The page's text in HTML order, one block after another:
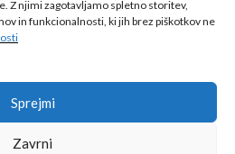
Z njimi zagotavljamo spletno storitev,
in funkcionalnosti, ki jih brez piškotkov ne
Sprejmi
Zavrni
darila